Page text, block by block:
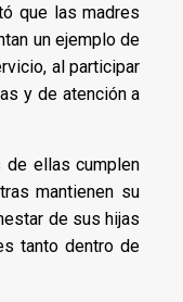
que las madres
un ejemplo de
al participar
y de atención a
de ellas cumplen
mantienen su
de sus hijas
tanto dentro de